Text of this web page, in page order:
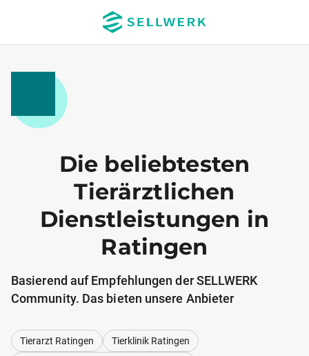
Die beliebtesten
Tierärztlichen
Dienstleistungen in
Ratingen
Basierend auf Empfehlungen der SELLWERK
Community. Das bieten unsere Anbieter
Tierarzt Ratingen
Tierklinik Ratingen